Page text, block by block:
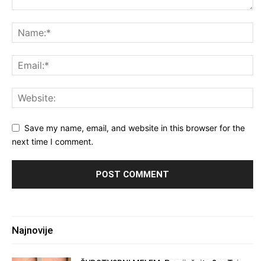
Save my name, email, and website in this browser for the
next time I comment.
Najnovije